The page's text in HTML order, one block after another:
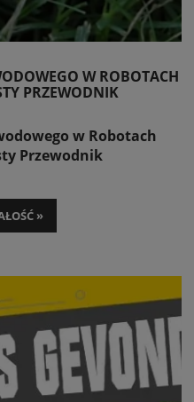
W ROBOTACH
PRZEWODNIK
w Robotach
Przewodnik
»